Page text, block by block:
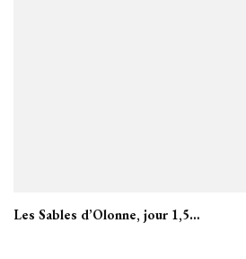
Les Sables d’Olonne, jour 1,5…